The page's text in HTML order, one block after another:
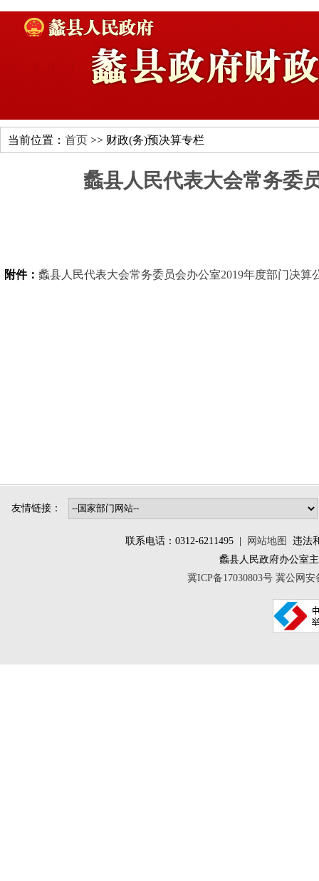
当前位置： 首页 >> 财政(务)预决算专栏
蠡县人民代表大会常务委
附件： 蠡县人民代表大会常务委员会办公室2019年度部门决算
友情链接：
联系电话：0312-6211495 | 网站地图
违法
蠡县人民政府办公
冀ICP备17030803号 冀公网安